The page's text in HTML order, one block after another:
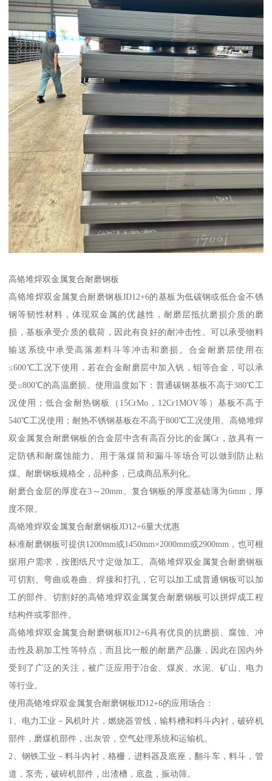
高铬堆焊双金属复合耐磨钢板
高铬堆焊双金属复合耐磨钢板JD12+6的基板为低碳钢或低合金不锈
钢等韧性材料，体现双金属的优越性，耐磨层抵抗磨损介质的磨
损，基板承受介质的载荷，因此有良好的耐冲击性。可以承受物料
输送系统中承受高落差料斗等冲击和磨损。合金耐磨层使用在
≤600℃工况下使用，若在合金耐磨层中加入钒，钼等合金，可以承
受≤800℃的高温磨损。使用温度如下：普通碳钢基板不高于380℃工
况使用；低合金耐热钢板（15CrMo，12Cr1MOV等）基板不高于
540℃工况使用；耐热不锈钢基板在不高于800℃工况使用。高铬堆焊
双金属复合耐磨钢板的合金层中含有高百分比的金属Cr，故具有一
定防锈和耐腐蚀能力。用于落煤筒和漏斗等场合可以做到防止粘
煤。耐磨钢板规格全，品种多，已成商品系列化。
耐磨合金层的厚度在3～20mm。复合钢板的厚度基础薄为6mm，厚
度不限。
高铬堆焊双金属复合耐磨钢板JD12+6量大优惠
标准耐磨钢板可提供1200mm或1450mm×2000mm或2900mm，也可根
据用户需求，按图纸尺寸定做加工。高铬堆焊双金属复合耐磨钢板
可切割、弯曲或卷曲、焊接和打孔，它可以加工成普通钢板可以加
工的部件。切割好的高铬堆焊双金属复合耐磨钢板可以拼焊成工程
结构件或零部件。
高铬堆焊双金属复合耐磨钢板JD12+6具有优良的抗磨损、腐蚀、冲
击性及易加工性等特点，而且比一般的耐磨产品廉，因此在国内外
受到了广泛的关注，被广泛应用于冶金、煤炭、水泥、矿山、电力
等行业。
使用高铬堆焊双金属复合耐磨钢板JD12+6的应用场合：
1、电力工业－风机叶片，燃烧器管线，输料槽和料斗内衬，破碎机
部件，磨煤机部件，出灰管，空气处理系统和运输机。
2、钢铁工业－料斗内衬，格栅，进料器及底座，翻斗车，料斗，管
道，泵壳，破碎机部件，出渣槽，底盘，振动筛。